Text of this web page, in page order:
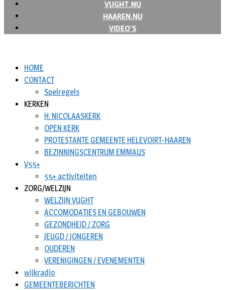
VUGHT.NU
HAAREN.NU
VIDEO’S
HOME
CONTACT
Spelregels
KERKEN
H. NICOLAASKERK
OPEN KERK
PROTESTANTE GEMEENTE HELEVOIRT-HAAREN
BEZINNINGSCENTRUM EMMAUS
V55+
55+ activiteiten
ZORG/WELZIJN
WELZIJN VUGHT
ACCOMODATIES EN GEBOUWEN
GEZONDHEID / ZORG
JEUGD / JONGEREN
OUDEREN
VERENIGINGEN / EVENEMENTEN
wijkradio
GEMEENTEBERICHTEN